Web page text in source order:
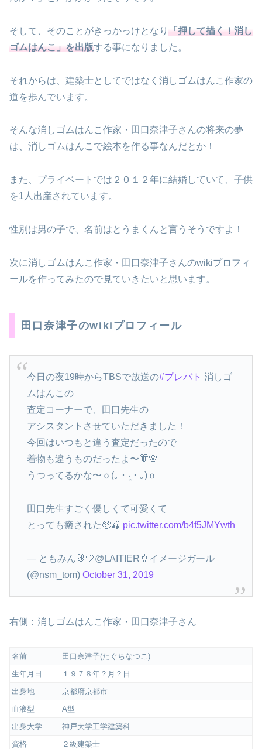
そして、そのことがきっかっけとなり 「押して描く！消し
ゴムはんこ」を出版する事になりました。
それからは、建築士としてではなく消しゴムはんこ作家の
道を歩んでいます。
そんな消しゴムはんこ作家・田口奈津子さんの将来の夢
は、消しゴムはんこで絵本を作る事なんだとか！
また、プライベートでは２０１２年に結婚していて、子供
を1人出産されています。
性別は男の子で、名前はとうまくんと言うそうですよ！
次に消しゴムはんこ作家・田口奈津子さんのwikiプロフィ
ールを作ってみたので見ていきたいと思います。
田口奈津子のwikiプロフィール
今日の夜19時からTBSで放送の#プレバト 消しゴ
ムはんこの
査定コーナーで、田口先生の
アシスタントさせていただきました！
今回はいつもと違う査定だったので
着物も違うものだったよ〜👘🌸
うつってるかな〜ｏ(｡・‧̫・｡)ｏ
田口先生すごく優しくて可愛くて
とっても癒された🥺🍒 pic.twitter.com/b4f5JMYwth
— ともみん🐰🤍@LAITIER🍦イメージガール
(@nsm_tom) October 31, 2019
右側：消しゴムはんこ作家・田口奈津子さん
名前
田口奈津子(たぐちなつこ)
生年月日
１９７８年？月？日
出身地
京都府京都市
血液型
A型
出身大学
神戸大学工学建築科
資格
２級建築士